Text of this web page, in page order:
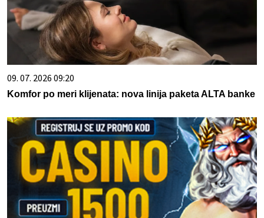
09. 07. 2026 09:20
Komfor po meri klijenata: nova linija paketa ALTA banke